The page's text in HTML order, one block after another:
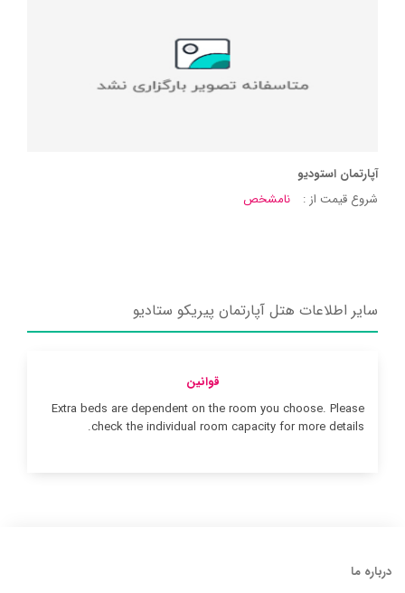
آپارتمان استودیو
شروع قیمت از :
نامشخص
سایر اطلاعات هتل آپارتمان پیریکو ستادیو
قوانین
Extra beds are dependent on the room you choose. Please
check the individual room capacity for more details.
درباره ما